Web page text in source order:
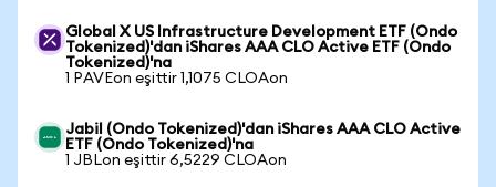
Global X US Infrastructure Development ETF (Ondo
Tokenized)'dan iShares AAA CLO Active ETF (Ondo
Tokenized)'na
1 PAVEon eşittir 1,1075 CLOAon
Jabil (Ondo Tokenized)'dan iShares AAA CLO Active
ETF (Ondo Tokenized)'na
1 JBLon eşittir 6,5229 CLOAon